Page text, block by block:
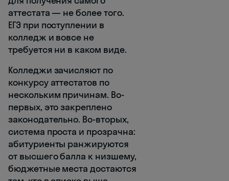
аттестата — не более того.
ЕГЭ при поступлении в
колледж и вовсе не
требуется ни в каком виде.
Колледжи зачисляют по
конкурсу аттестатов по
нескольким причинам. Во-
первых, это закреплено
законодательно. Во-вторых,
система проста и прозрачна:
абитуриенты ранжируются
от высшего балла к низшему,
бюджетные места достаются